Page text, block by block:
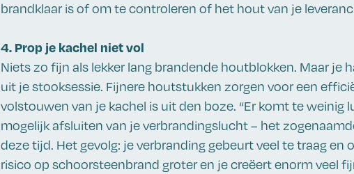
brandklaar is of om te controleren of het hout van je
4. Prop je kachel niet vol
Niets zo fijn als lekker lang brandende houtblokken. Maar je
uit je stooksessie. Fijnere houtstukken zorgen voor een
volstouwen van je kachel is uit den boze. “Er komt te weinig
mogelijk afsluiten van je verbrandingslucht – het
deze tijd. Het gevolg: je verbranding gebeurt veel te traag en
risico op schoorsteenbrand groter en je creëert enorm veel